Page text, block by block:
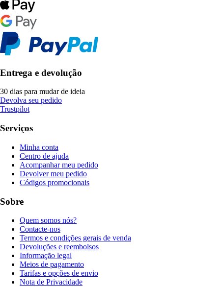
Entrega e devolução
30 dias para mudar de ideia
Devolva seu pedido
Trustpilot
Serviços
Minha conta
Centro de ajuda
Acompanhar meu pedido
Devolver meu pedido
Códigos promocionais
Sobre
Quem somos nós?
Contacte-nos
Termos e condições gerais de venda
Devoluções e reembolsos
Informação legal
Meios de pagamento
Tarifas e opções de envio
Nota de Privacidade